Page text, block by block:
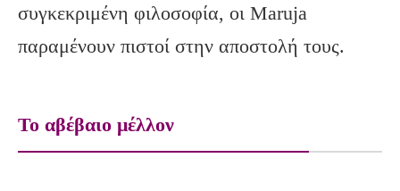
συγκεκριμένη φιλοσοφία, οι Maruja
παραμένουν πιστοί στην αποστολή τους.
Το αβέβαιο μέλλον